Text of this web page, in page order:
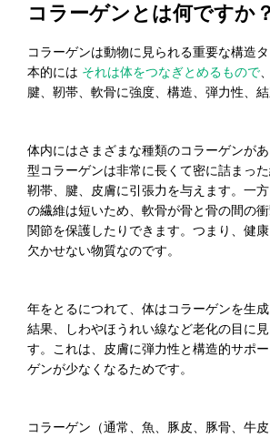
コラーゲンとは何ですか？
コラーゲンは動物に見られる重要な構造
本的には それは体をつなぎとめるもので
腱、靭帯、軟骨に強度、構造、弾力性、結
体内にはさまざまな種類のコラーゲンが
型コラーゲンは非常に長くて密に詰まった
靭帯、腱、皮膚に引張力を与えます。一
の繊維は短いため、軟骨が骨と骨の間の衝
関節を保護したりできます。つまり、健
欠かせない物質なのです。
年をとるにつれて、体はコラーゲンを生
結果、しわやほうれい線など老化の目に
す。これは、皮膚に弾力性と構造的サポ
ゲンが少なくなるためです。
コラーゲン（通常、魚、豚皮、豚骨、牛皮